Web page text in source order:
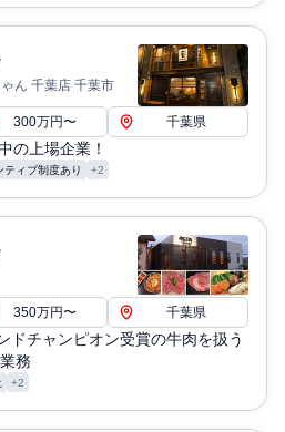
ん 千葉店 千葉市
300万円〜 千葉県
の上場企業！
ティブ制度あり +2
350万円〜 千葉県
ドチャンピオン受賞の牛肉を扱う
務
+2